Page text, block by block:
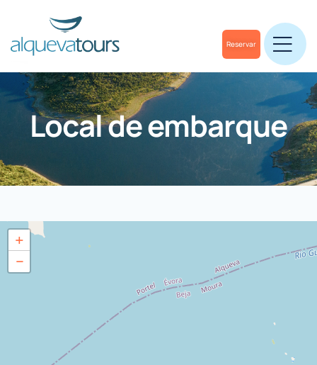
Reservar
Local de embarque
+
−